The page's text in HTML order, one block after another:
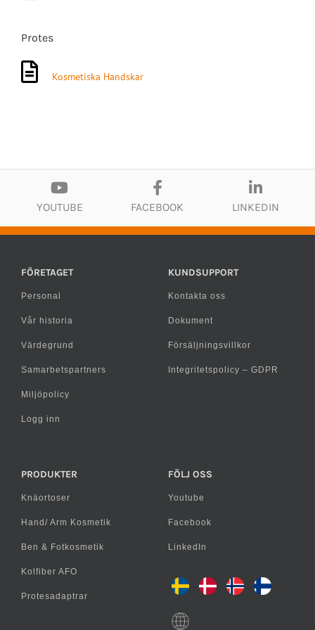
Protes
Kosmetiska Handskar
YOUTUBE FACEBOOK LINKEDIN
FÖRETAGET
Personal
Vår historia
Värdegrund
Samarbetspartners
Miljöpolicy
Logg inn
KUNDSUPPORT
Kontakta oss
Dokument
Försäljningsvillkor
Integritetspolicy – GDPR
PRODUKTER
Knäortoser
Hand/ Arm Kosmetik
Ben & Fotkosmetik
Kolfiber AFO
Protesadaptrar
FÖLJ OSS
Youtube
Facebook
LinkedIn